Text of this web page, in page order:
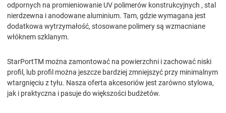
odpornych na promieniowanie UV polimerów konstrukcyjnych , stal
nierdzewna i anodowane aluminium. Tam, gdzie wymagana jest
dodatkowa wytrzymałość, stosowane polimery są wzmacniane
włóknem szklanym.
StarPortTM można zamontować na powierzchni i zachować niski
profil, lub profil można jeszcze bardziej zmniejszyć przy minimalnym
wtargnięciu z tyłu. Nasza oferta akcesoriów jest zarówno stylowa,
jak i praktyczna i pasuje do większości budżetów.